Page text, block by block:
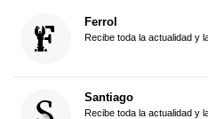
Ferrol
Recibe toda la actualidad y
Santiago
Recibe toda la actualidad y